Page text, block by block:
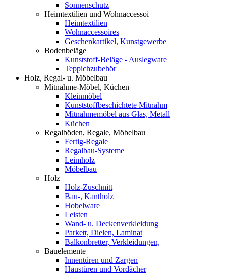
Sonnenschutz
Heimtextilien und Wohnaccessoi
Heimtextilien
Wohnaccessoires
Geschenkartikel, Kunstgewerbe
Bodenbeläge
Kunststoff-Beläge - Auslegware
Teppichzubehör
Holz, Regal- u. Möbelbau
Mitnahme-Möbel, Küchen
Kleinmöbel
Kunststoffbeschichtete Mitnahm
Mitnahmemöbel aus Glas, Metall
Küchen
Regalböden, Regale, Möbelbau
Fertig-Regale
Regalbau-Systeme
Leimholz
Möbelbau
Holz
Holz-Zuschnitt
Bau-, Kantholz
Hobelware
Leisten
Wand- u. Deckenverkleidung
Parkett, Dielen, Laminat
Balkonbretter, Verkleidungen,
Bauelemente
Innentüren und Zargen
Haustüren und Vordächer